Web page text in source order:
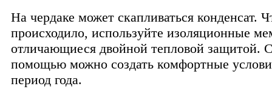
На чердаке может скапливаться конденсат.
происходило, используйте изоляционные
отличающиеся двойной тепловой защитой.
помощью можно создать комфортные
период года.